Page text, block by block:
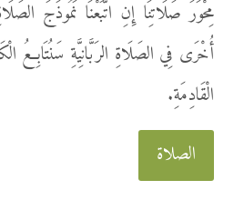
مِحْوَرَ صَلَاتِنَا إِنِ اتَّبَعْنَا نَمُوذَجَ
أُخْرَى فِي الصَلَاةِ الرَبَّانِيَّةِ سَنُتَابِعُ
الْقَادِمَةِ.
الصلاة